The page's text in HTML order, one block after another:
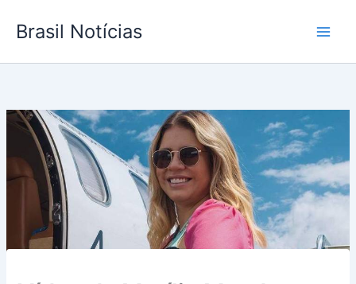
para
conteúdo
Brasil Notícias